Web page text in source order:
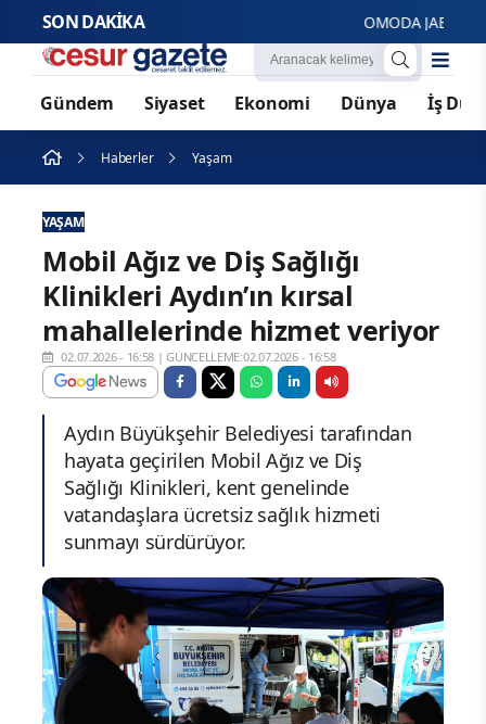
SON DAKİKA OMODA
Gündem Siyaset Ekonomi Dünya İş
Haberler Yaşam
YAŞAM
Mobil Ağız ve Diş Sağlığı
Klinikleri Aydın’ın kırsal
mahallelerinde hizmet veriyor
02.07.2026 - 16:58 |GÜNCELLEME:02.07.2026 - 16:58
Aydın Büyükşehir Belediyesi tarafından
hayata geçirilen Mobil Ağız ve Diş
Sağlığı Klinikleri, kent genelinde
vatandaşlara ücretsiz sağlık hizmeti
sunmayı sürdürüyor.